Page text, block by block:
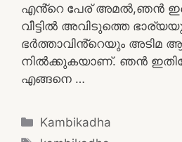
എൻ്റെ പേര് അമൽ,ഞൻ
വീട്ടിൽ അവിടുത്തെ
ഭർത്താവിൻ്റെയും അടിമ
നിൽക്കുകയാണ്. ഞൻ
എങ്ങനെ …
Categories
Kambikadha